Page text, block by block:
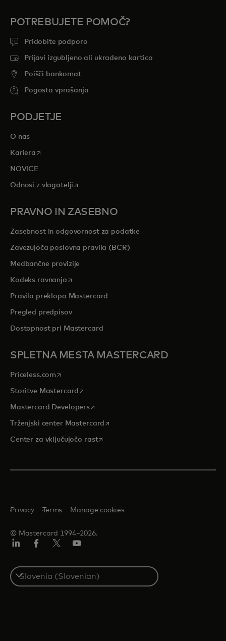
POTREBUJETE POMOČ?
Pridobite podporo
Prijavi izgubljeno ali ukradeno kartico
Poišči bankomat
Pogosta vprašanja
PODJETJE
O nas
Kariera opens in a new tab
NOVICE
Odnosi z vlagatelji opens in a new tab
PRAVNO IN ZASEBNO
Zasebnost in odgovornost za podatke
Zavezujoča poslovna pravila (BCR)
Medbančne provizije
Kodeks ravnanjaopens in a new tab
Pravila preklopa Mastercard
Pregled predpisov
Dostopnost pri Mastercard
SPLETNA MESTA MASTERCARD
Priceless.com opens in a new tab
Storitve Mastercard opens in a new tab
Mastercard Developersopens in a new tab
Trženjski center Mastercard opens in a new tab
Center za vključujočo rastopens in a new tab
© Mastercard 1994–2026.
Privacy Terms Manage cookies
Select
a
country